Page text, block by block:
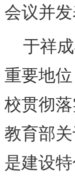
会议并
于祥
重要地
校贯彻
教育部
是建设